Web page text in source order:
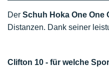
Der Schuh Hoka One One
Distanzen. Dank seiner
Clifton 10 - für welche